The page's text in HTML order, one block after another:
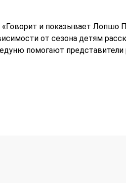
«Говорит и показывает Лопшо
от сезона детям
помогают представители